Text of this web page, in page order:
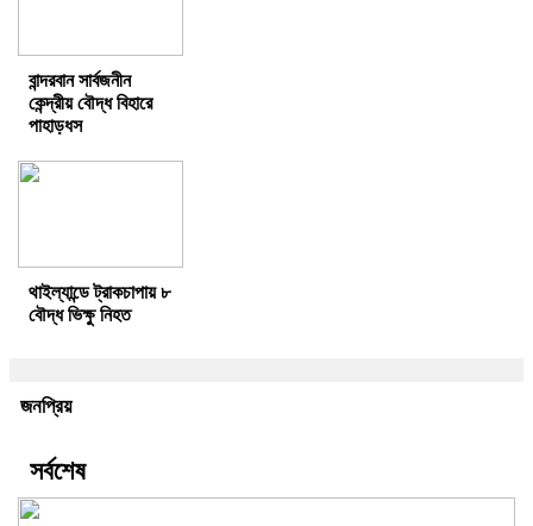
বান্দরবান সার্বজনীন
কেন্দ্রীয় বৌদ্ধ বিহারে
পাহাড়ধস
থাইল্যান্ডে ট্রাকচাপায় ৮
বৌদ্ধ ভিক্ষু নিহত
জনপ্রিয়
সর্বশেষ